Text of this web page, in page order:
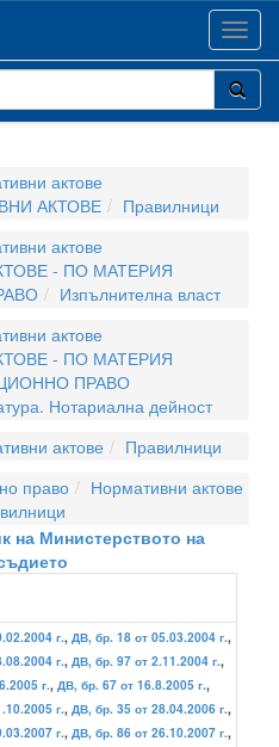
актове
АКТОВЕ
Правилници
актове
- ПО МАТЕРИЯ
Изпълнителна власт
актове
- ПО МАТЕРИЯ
ПРАВО
Нотариална дейност
актове
Правилници
право
Нормативни актове
на Министерството на
г., ДВ, бр. 18 от 05.03.2004 г.,
г., ДВ, бр. 97 от 2.11.2004 г.,
г., ДВ, бр. 67 от 16.8.2005 г.,
г., ДВ, бр. 35 от 28.04.2006 г.,
г., ДВ, бр. 86 от 26.10.2007 г.,